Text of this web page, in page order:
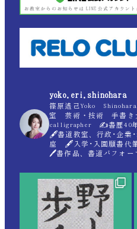
yoko.eri.shinohara
篠原遙己Yoko
室 芸術・技術 手書き
calligrapher ✍書歴
🖋書道教室、行政･企業
座 🖋入学･入園願書代
🖊書作品、書道パフォ